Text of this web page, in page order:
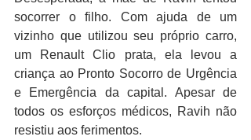
socorrer o filho. Com ajuda de um
vizinho que utilizou seu próprio carro,
um Renault Clio prata, ela levou a
criança ao Pronto Socorro de Urgência
e Emergência da capital. Apesar de
todos os esforços médicos, Ravih não
resistiu aos ferimentos.